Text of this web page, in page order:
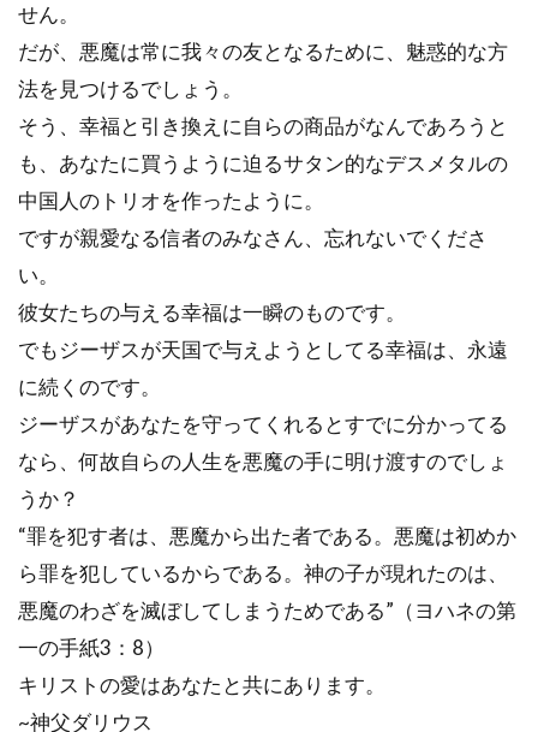
せん。
だが、悪魔は常に我々の友となるために、魅惑的な方
法を見つけるでしょう。
そう、幸福と引き換えに自らの商品がなんであろうと
も、あなたに買うように迫るサタン的なデスメタルの
中国人のトリオを作ったように。
ですが親愛なる信者のみなさん、忘れないでくださ
い。
彼女たちの与える幸福は一瞬のものです。
でもジーザスが天国で与えようとしてる幸福は、永遠
に続くのです。
ジーザスがあなたを守ってくれるとすでに分かってる
なら、何故自らの人生を悪魔の手に明け渡すのでしょ
うか？
“罪を犯す者は、悪魔から出た者である。悪魔は初めか
ら罪を犯しているからである。神の子が現れたのは、
悪魔のわざを滅ぼしてしまうためである”（ヨハネの第
一の手紙3：8）
キリストの愛はあなたと共にあります。
~神父ダリウス